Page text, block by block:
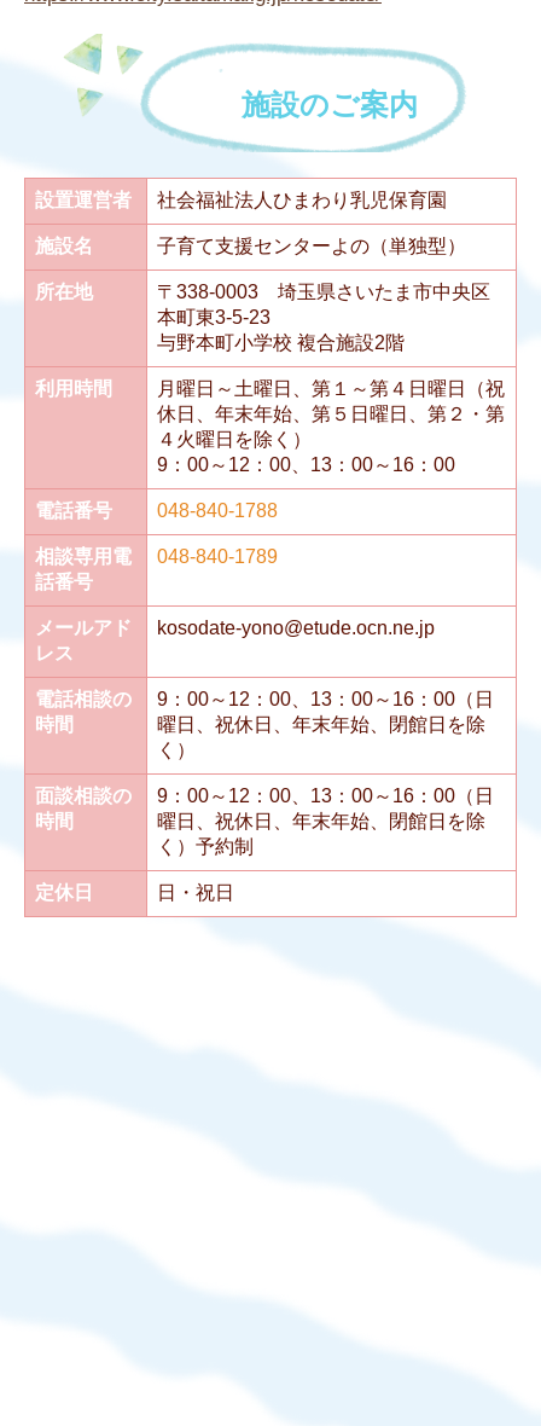
設置運営者 社会福祉法人ひまわり乳児保育園
施設名 子育て支援センターよの（単独型）
所在地
〒338-0003 埼玉県さいたま市中央区
本町東3-5-23
与野本町小学校 複合施設2階
利用時間
月曜日～土曜日、第１～第４日曜日（祝
休日、年末年始、第５日曜日、第２・第
４火曜日を除く）
9：00～12：00、13：00～16：00
電話番号 048-840-1788
相談専用電
話番号
048-840-1789
メールアド
レス
kosodate-yono@etude.ocn.ne.jp
電話相談の
時間
9：00～12：00、13：00～16：00（日
曜日、祝休日、年末年始、閉館日を除
く）
面談相談の
時間
9：00～12：00、13：00～16：00（日
曜日、祝休日、年末年始、閉館日を除
く）予約制
定休日 日・祝日